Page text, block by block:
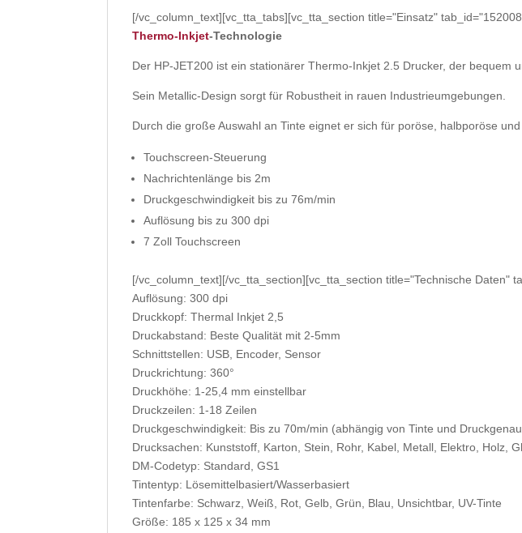
[/vc_column_text][vc_tta_tabs][vc_tta_section title="Einsatz"
Thermo-Inkjet-Technologie
Der HP-JET200 ist ein stationärer Thermo-Inkjet 2.5 Drucker, der bequem
Sein Metallic-Design sorgt für Robustheit in rauen Industrieumgebungen.
Durch die große Auswahl an Tinte eignet er sich für poröse, halbporöse
Touchscreen-Steuerung
Nachrichtenlänge bis 2m
Druckgeschwindigkeit bis zu 76m/min
Auflösung bis zu 300 dpi
7 Zoll Touchscreen
[/vc_column_text][/vc_tta_section][vc_tta_section title="Technische
Auflösung: 300 dpi
Druckkopf: Thermal Inkjet 2,5
Druckabstand: Beste Qualität mit 2-5mm
Schnittstellen: USB, Encoder, Sensor
Druckrichtung: 360°
Druckhöhe: 1-25,4 mm einstellbar
Druckzeilen: 1-18 Zeilen
Druckgeschwindigkeit: Bis zu 70m/min (abhängig von Tinte und
Drucksachen: Kunststoff, Karton, Stein, Rohr, Kabel, Metall, Elektro, Holz,
DM-Codetyp: Standard, GS1
Tintentyp: Lösemittelbasiert/Wasserbasiert
Tintenfarbe: Schwarz, Weiß, Rot, Gelb, Grün, Blau, Unsichtbar, UV-Tinte
Größe: 185 x 125 x 34 mm